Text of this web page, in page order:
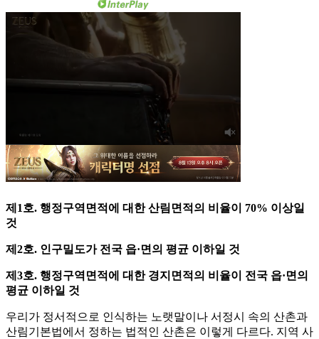
제1호. 행정구역면적에 대한 산림면적의 비율이 70% 이상일
것
제2호. 인구밀도가 전국 읍·면의 평균 이하일 것
제3호. 행정구역면적에 대한 경지면적의 비율이 전국 읍·면의
평균 이하일 것
우리가 정서적으로 인식하는 노랫말이나 서정시 속의 산촌과
산림기본법에서 정하는 법적인 산촌은 이렇게 다르다. 지역 사